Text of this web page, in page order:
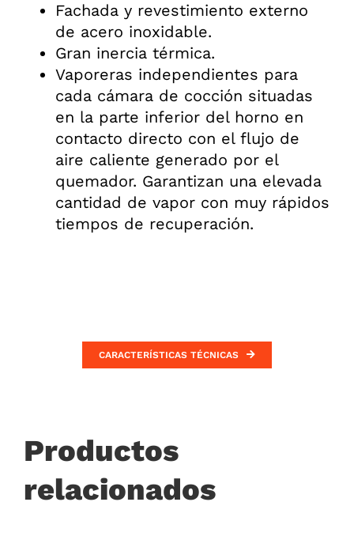
Fachada y revestimiento externo
de acero inoxidable.
Gran inercia térmica.
Vaporeras independientes para
cada cámara de cocción situadas
en la parte inferior del horno en
contacto directo con el flujo de
aire caliente generado por el
quemador. Garantizan una elevada
cantidad de vapor con muy rápidos
tiempos de recuperación.
CARACTERÍSTICAS TÉCNICAS
Productos
relacionados